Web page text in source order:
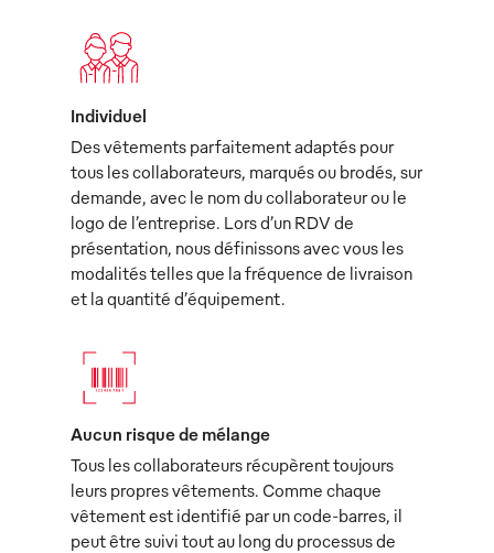
Individuel
Des vêtements parfaitement adaptés pour
tous les collaborateurs, marqués ou brodés, sur
demande, avec le nom du collaborateur ou le
logo de l’entreprise. Lors d’un RDV de
présentation, nous définissons avec vous les
modalités telles que la fréquence de livraison
et la quantité d’équipement.
Aucun risque de mélange
Tous les collaborateurs récupèrent toujours
leurs propres vêtements. Comme chaque
vêtement est identifié par un code-barres, il
peut être suivi tout au long du processus de